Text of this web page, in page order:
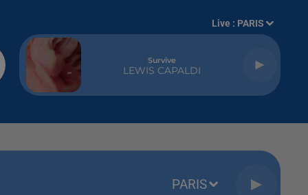
Live : PARIS
Survive
LEWIS CAPALDI
PARIS